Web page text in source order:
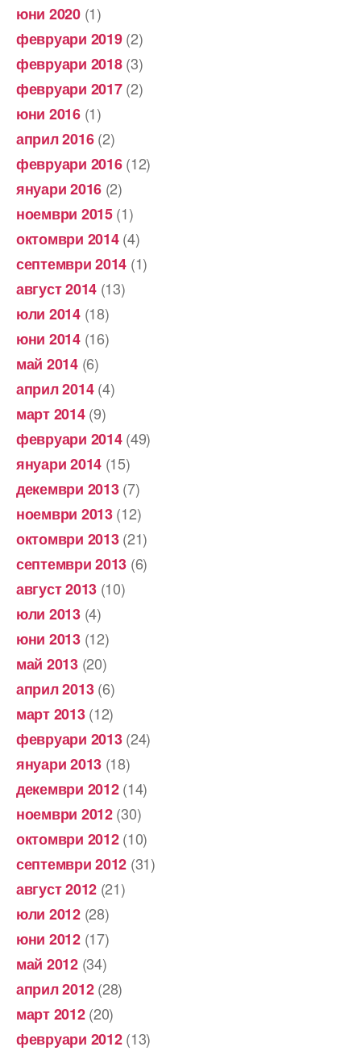
юни 2020(1)
февруари 2019(2)
февруари 2018(3)
февруари 2017(2)
юни 2016(1)
април 2016(2)
февруари 2016(12)
януари 2016 (2)
ноември 2015(1)
октомври 2014(4)
септември 2014 (1)
август 2014 (13)
юли 2014(18)
юни 2014(16)
май 2014(6)
април 2014(4)
март 2014(9)
февруари 2014(49)
януари 2014 (15)
декември 2013(7)
ноември 2013(12)
октомври 2013(21)
септември 2013 (6)
август 2013 (10)
юли 2013(4)
юни 2013(12)
май 2013(20)
април 2013(6)
март 2013(12)
февруари 2013(24)
януари 2013 (18)
декември 2012(14)
ноември 2012(30)
октомври 2012(10)
септември 2012 (31)
август 2012 (21)
юли 2012(28)
юни 2012(17)
май 2012(34)
април 2012(28)
март 2012(20)
февруари 2012(13)